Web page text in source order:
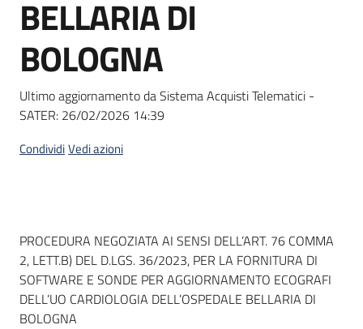
BELLARIA DI
BOLOGNA
Ultimo aggiornamento da Sistema Acquisti Telematici -
SATER: 26/02/2026 14:39
CondividiVedi azioni
Dati del bando
PROCEDURA NEGOZIATA AI SENSI DELL’ART. 76 COMMA
2, LETT.B) DEL D.LGS. 36/2023, PER LA FORNITURA DI
SOFTWARE E SONDE PER AGGIORNAMENTO ECOGRAFI
DELL’UO CARDIOLOGIA DELL’OSPEDALE BELLARIA DI
BOLOGNA